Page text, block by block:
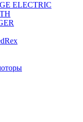
ELECTRIC